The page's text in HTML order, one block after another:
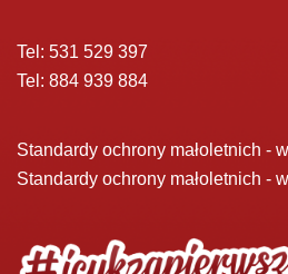
Tel: 531 529 397
Tel: 884 939 884
Standardy ochrony małoletnich -
Standardy ochrony małoletnich -